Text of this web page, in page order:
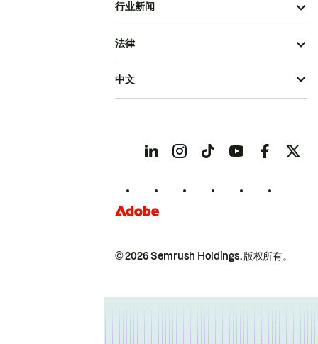
行业新闻
© 2026 Semrush Holdings.版权所有。
法律
中文